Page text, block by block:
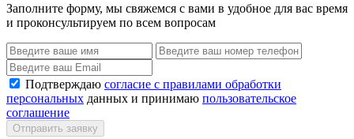
Заполните форму, мы свяжемся с вами в удобное для вас время
и проконсультируем по всем вопросам
Подтверждаю согласие с правилами обработки
персональных данных и принимаю пользовательское
соглашение
Отправить заявку